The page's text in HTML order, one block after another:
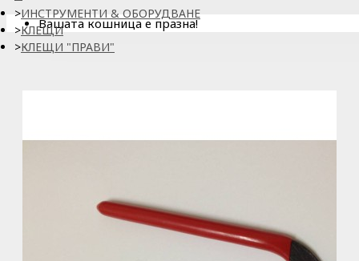
Вашата кошница е празна!
ИНСТРУМЕНТИ & ОБОРУДВАНЕ
КЛЕЩИ
КЛЕЩИ "ПРАВИ"